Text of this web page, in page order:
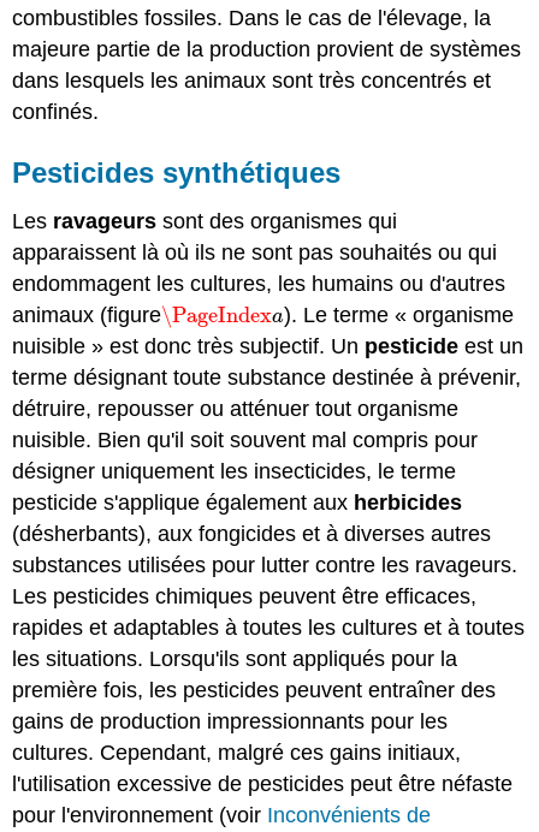
combustibles fossiles. Dans le cas de l'élevage, la
majeure partie de la production provient de systèmes
dans lesquels les animaux sont très concentrés et
confinés.
Pesticides synthétiques
Les ravageurs sont des organismes qui
apparaissent là où ils ne sont pas souhaités ou qui
endommagent les cultures, les humains ou d'autres
animaux (figure\PageIndexa
\PageIndexa). Le terme « organisme
nuisible » est donc très subjectif. Un pesticide est un
terme désignant toute substance destinée à prévenir,
détruire, repousser ou atténuer tout organisme
nuisible. Bien qu'il soit souvent mal compris pour
désigner uniquement les insecticides, le terme
pesticide s'applique également aux herbicides
(désherbants), aux fongicides et à diverses autres
substances utilisées pour lutter contre les ravageurs.
Les pesticides chimiques peuvent être efficaces,
rapides et adaptables à toutes les cultures et à toutes
les situations. Lorsqu'ils sont appliqués pour la
première fois, les pesticides peuvent entraîner des
gains de production impressionnants pour les
cultures. Cependant, malgré ces gains initiaux,
l'utilisation excessive de pesticides peut être néfaste
pour l'environnement (voir Inconvénients de